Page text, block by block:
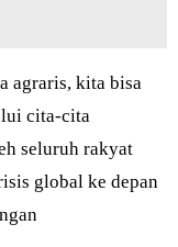
agraris, kita bisa
cita-cita
seluruh rakyat
global ke depan